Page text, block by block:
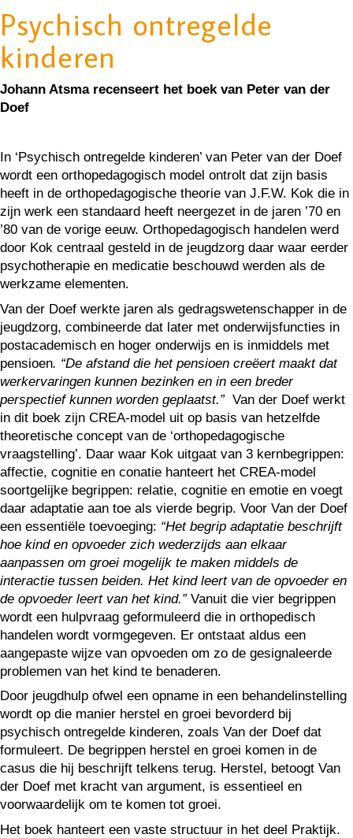
Psychisch ontregelde
kinderen
Johann Atsma recenseert het boek van Peter van der
Doef
In ‘Psychisch ontregelde kinderen’ van Peter van der Doef
wordt een orthopedagogisch model ontrolt dat zijn basis
heeft in de orthopedagogische theorie van J.F.W. Kok die in
zijn werk een standaard heeft neergezet in de jaren ’70 en
’80 van de vorige eeuw. Orthopedagogisch handelen werd
door Kok centraal gesteld in de jeugdzorg daar waar eerder
psychotherapie en medicatie beschouwd werden als de
werkzame elementen.
Van der Doef werkte jaren als gedragswetenschapper in de
jeugdzorg, combineerde dat later met onderwijsfuncties in
postacademisch en hoger onderwijs en is inmiddels met
pensioen. “De afstand die het pensioen creëert maakt dat
werkervaringen kunnen bezinken en in een breder
perspectief kunnen worden geplaatst.”Van der Doef werkt
in dit boek zijn CREA-model uit op basis van hetzelfde
theoretische concept van de ‘orthopedagogische
vraagstelling’. Daar waar Kok uitgaat van 3 kernbegrippen:
affectie, cognitie en conatie hanteert het CREA-model
soortgelijke begrippen: relatie, cognitie en emotie en voegt
daar adaptatie aan toe als vierde begrip. Voor Van der Doef
een essentiële toevoeging: “Het begrip adaptatie beschrijft
hoe kind en opvoeder zich wederzijds aan elkaar
aanpassen om groei mogelijk te maken middels de
interactie tussen beiden. Het kind leert van de opvoeder en
de opvoeder leert van het kind.”Vanuit die vier begrippen
wordt een hulpvraag geformuleerd die in orthopedisch
handelen wordt vormgegeven. Er ontstaat aldus een
aangepaste wijze van opvoeden om zo de gesignaleerde
problemen van het kind te benaderen.
Door jeugdhulp ofwel een opname in een behandelinstelling
wordt op die manier herstel en groei bevorderd bij
psychisch ontregelde kinderen, zoals Van der Doef dat
formuleert. De begrippen herstel en groei komen in de
casus die hij beschrijft telkens terug. Herstel, betoogt Van
der Doef met kracht van argument, is essentieel en
voorwaardelijk om te komen tot groei.
Het boek hanteert een vaste structuur in het deel Praktijk.